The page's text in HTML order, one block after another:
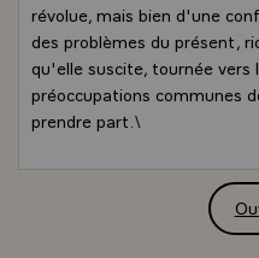
révolue, mais bien d'une
des problèmes du présent,
qu'elle suscite, tournée vers
préoccupations communes
prendre part.\
Côte d'Ivoire, traverse
financière, due aux effets